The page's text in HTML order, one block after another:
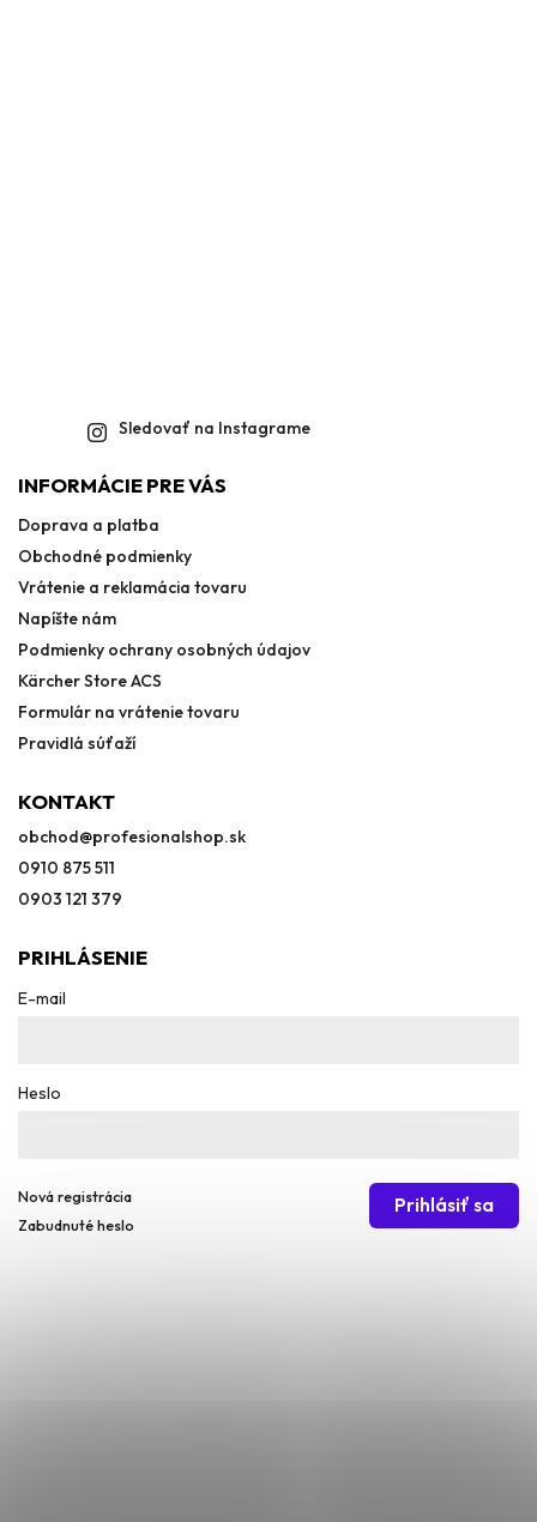
Sledovať na Instagrame
INFORMÁCIE PRE VÁS
Doprava a platba
Obchodné podmienky
Vrátenie a reklamácia tovaru
Napíšte nám
Podmienky ochrany osobných údajov
Kärcher Store ACS
Formulár na vrátenie tovaru
Pravidlá súťaží
KONTAKT
obchod@profesionalshop.sk
0910 875 511
0903 121 379
PRIHLÁSENIE
E-mail
Heslo
Prihlásiť sa
Nová registrácia
Zabudnuté heslo